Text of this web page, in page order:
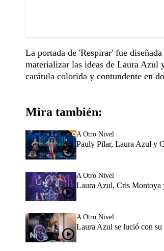
La portada de 'Respirar' fue
materializar las ideas de Laura Azul
carátula colorida y contundente en
Mira también:
A Otro Nivel
Pauly Pilar, Laura Azul y
A Otro Nivel
Laura Azul, Cris Montoya
A Otro Nivel
Laura Azul se lució con